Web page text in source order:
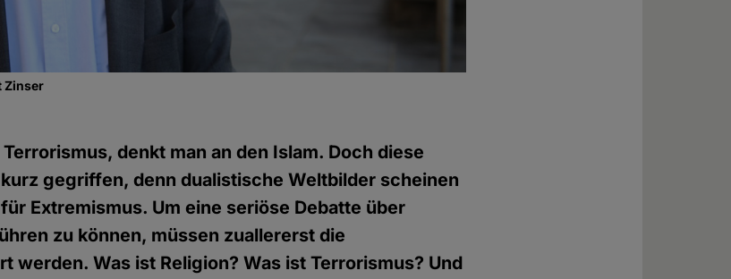
Zinser
denkt man an den Islam. Doch diese
gegriffen, denn dualistische Weltbilder scheinen
Extremismus. Um eine seriöse Debatte über
zu können, müssen zuallererst die
werden. Was ist Religion? Was ist Terrorismus? Und